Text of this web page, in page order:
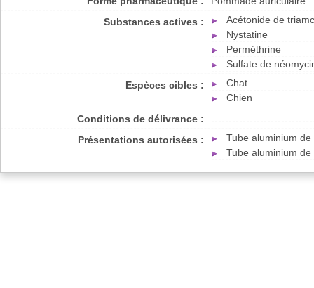
Substances actives :
Acétonide de
Nystatine
Perméthrine
Sulfate de
Espèces cibles :
Chat
Chien
Conditions de délivrance :
Présentations autorisées :
Tube aluminium
Tube aluminium